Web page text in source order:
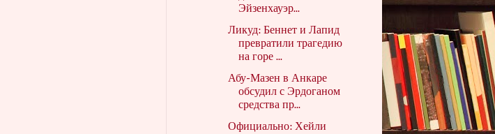
Эйзенхауэр...
Ликуд: Беннет и Лапид
превратили трагедию
на горе ...
Абу-Мазен в Анкаре
обсудил с Эрдоганом
средства пр...
Официально: Хейли